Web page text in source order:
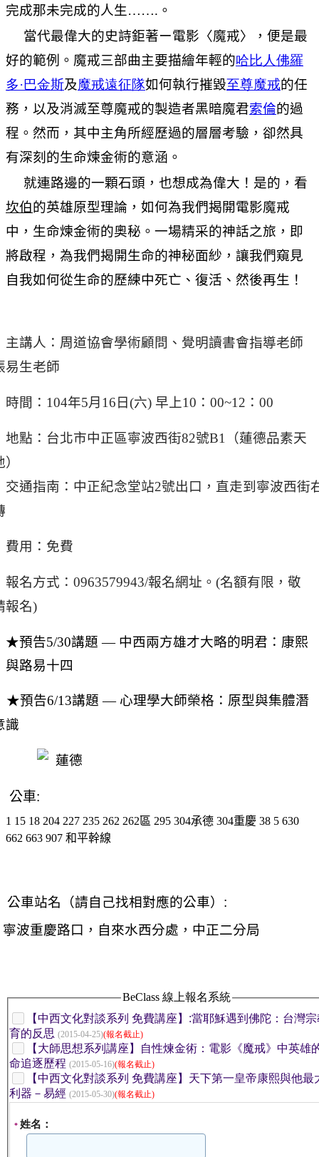
完成那未完成的人生…….。
當代最偉大的史詩鉅著ー電影〈魔戒〉，便是最
好的範例。魔戒三部曲主要描繪年輕的哈比人佛羅
多·巴金斯及魔戒遠征隊如何執行摧毀至尊魔戒的任
務，以及消滅至尊魔戒的製造者黑暗魔君索倫的過
程。然而，其中主角所經歷過的層層考驗，卻然具
有深刻的生命煉金術的意涵。
就連路邊的一顆石頭，也想成為偉大！是的，看
坎伯的英雄原型理論，如何為我們揭開電影魔戒
中，生命煉金術的奧秘。一場精采的神話之旅，即
將啟程，為我們揭開生命的神秘面紗，讓我們窺見
自我如何從生命的歷練中死亡、復活、然後再生！
主講人：周道協會學術顧問、覺明讀書會指導老師
易生老師
時間：104年5月16日(六) 早上10：00~12：00
地點：台北市中正區寧波西街82號B1（蓮德品素天
交通指南：中正紀念堂站2號出口，直走到寧波西街
費用：免費
報名方式：0963579943/報名網址。 (名額有限，敬
報名)
★預告5/30講題 — 中西兩方雄才大略的明君：康熙
與路易十四
★預告6/13講題— 心理學大師榮格：原型與集體潛
識
公車:
1 15 18 204 227 235 262 262區 295 304承德 304重慶 38 5 630
662 663 907 和平幹線
公車站名（請自己找相對應的公車）:
波重慶路口，自來水西分處，中正二分局